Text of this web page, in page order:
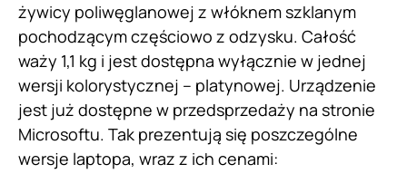
żywicy poliwęglanowej z włóknem szklanym
pochodzącym częściowo z odzysku. Całość
waży 1,1 kg i jest dostępna wyłącznie w jednej
wersji kolorystycznej – platynowej. Urządzenie
jest już dostępne w przedsprzedaży na stronie
Microsoftu. Tak prezentują się poszczególne
wersje laptopa, wraz z ich cenami: